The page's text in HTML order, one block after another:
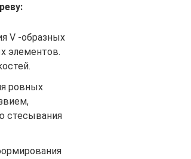
V -образных
элементов.
ровных
стесывания